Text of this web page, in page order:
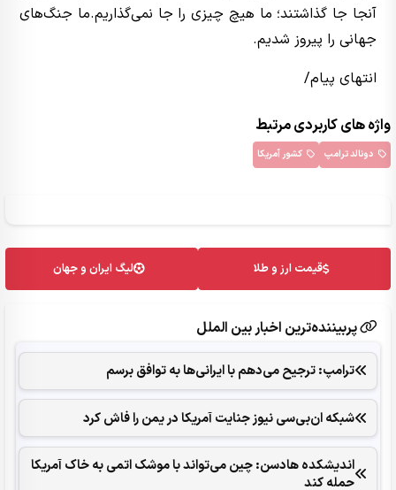
آنجا جا گذاشتند؛ ما هیچ چیزی را جا نمی‌گذاریم.ما جنگ‌های
جهانی را پیروز شدیم.
انتهای پیام/
واژه های کاربردی مرتبط
دونالد ترامپ کشور آمریکا
قیمت ارز و طلا لیگ ایران و جهان
پربیننده‌ترین اخبار بین الملل
ترامپ: ترجیح می‌دهم با ایرانی‌‌ها به توافق برسم
شبکه ان‌بی‌سی نیوز جنایت آمریکا در یمن را فاش کرد
اندیشکده هادسن: چین می‌تواند با موشک اتمی به خاک آمریکا
حمله کند